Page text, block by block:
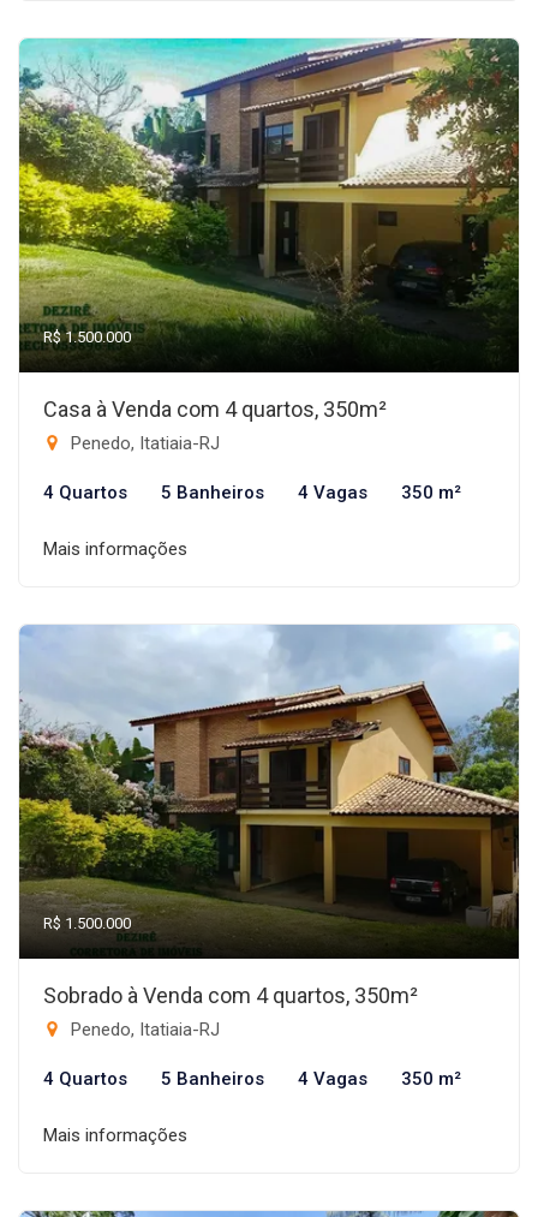
R$ 1.500.000
Casa à Venda com 4 quartos, 350m²
Penedo, Itatiaia-RJ
4 Quartos 5 Banheiros 4 Vagas 350 m²
Mais informações
R$ 1.500.000
Sobrado à Venda com 4 quartos, 350m²
Penedo, Itatiaia-RJ
4 Quartos 5 Banheiros 4 Vagas 350 m²
Mais informações